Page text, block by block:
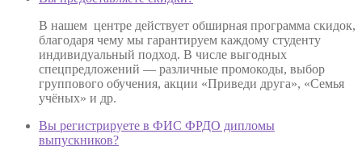
В нашем центре действует обширная программа скидок,
благодаря чему мы гарантируем каждому студенту
индивидуальный подход. В числе выгодных
спецпредложений — различные промокоды, выбор
группового обучения, акции «Приведи друга», «Семья
учёных» и др.
Вы регистрируете в ФИС ФРДО дипломы
выпускников?